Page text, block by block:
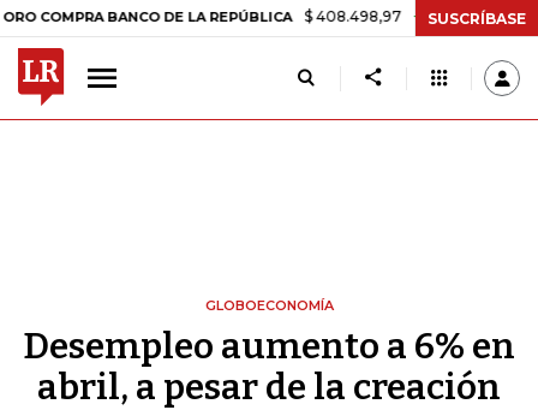
BANCO DE LA REPÚBLICA $ 408.498,97 +$ 8.753,81 +2,19%
SUSCRÍBASE
GLOBOECONOMÍA
Desempleo aumento a 6% en
abril, a pesar de la creación